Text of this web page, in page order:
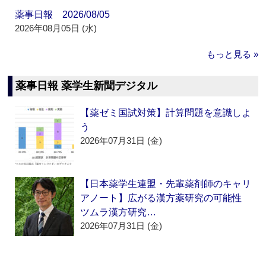
薬事日報 2026/08/05
2026年08月05日 (水)
もっと見る »
薬事日報 薬学生新聞デジタル
【薬ゼミ国試対策】計算問題を意識しよ
う
2026年07月31日 (金)
【日本薬学生連盟・先輩薬剤師のキャリ
アノート】広がる漢方薬研究の可能性
ツムラ漢方研究…
2026年07月31日 (金)